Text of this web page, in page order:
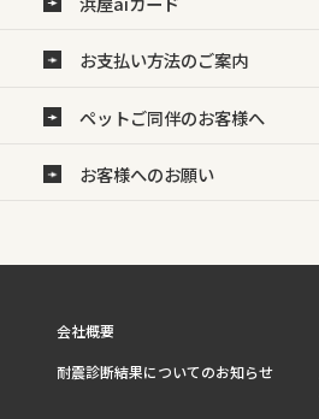
お支払い方法のご案内
ペットご同伴のお客様へ
お客様へのお願い
会社概要
耐震診断結果についてのお知らせ